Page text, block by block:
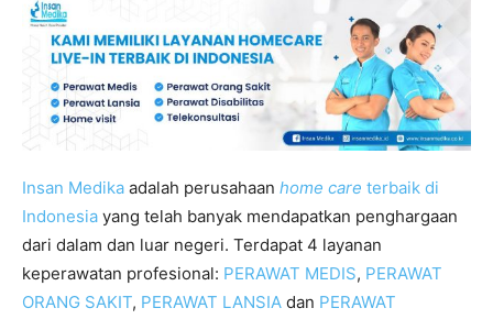
Insan Medika adalah perusahaan home care terbaik di
Indonesia yang telah banyak mendapatkan penghargaan
dari dalam dan luar negeri. Terdapat 4 layanan
keperawatan profesional: PERAWAT MEDIS, PERAWAT
ORANG SAKIT, PERAWAT LANSIA dan PERAWAT